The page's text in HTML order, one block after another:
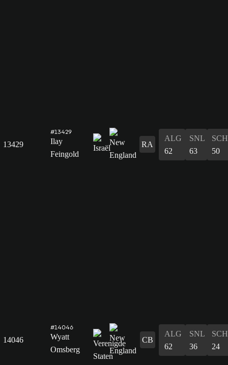
13429
#13429
Ilay
Feingold
RA
ALG
62
SNL
63
SCH
50
14046
#14046
Wyatt
Omsberg
CB
ALG
62
SNL
36
SCH
24